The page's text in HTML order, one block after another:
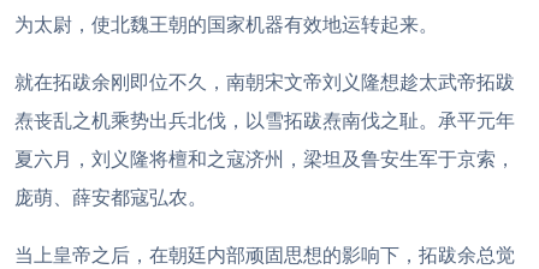
为太尉，使北魏王朝的国家机器有效地运转起来。
就在拓跋余刚即位不久，南朝宋文帝刘义隆想趁太武帝拓跋
焘丧乱之机乘势出兵北伐，以雪拓跋焘南伐之耻。承平元年
夏六月，刘义隆将檀和之寇济州，梁坦及鲁安生军于京索，
庞萌、薛安都寇弘农。
当上皇帝之后，在朝廷内部顽固思想的影响下，拓跋余总觉